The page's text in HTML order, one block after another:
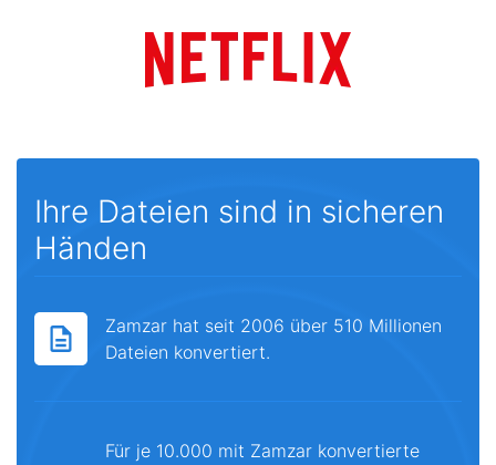
Ihre Dateien sind in sicheren
Händen
Zamzar hat seit 2006 über 510 Millionen
Dateien konvertiert.
Für je 10.000 mit Zamzar konvertierte